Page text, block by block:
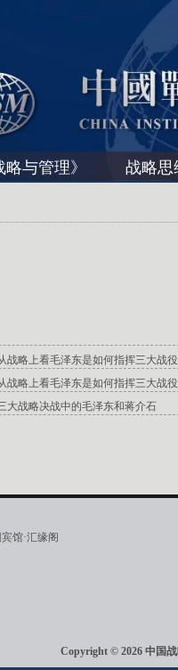
略与管理》 战略思
战略上看毛泽东是如何指挥三大战
战略上看毛泽东是如何指挥三大战
大战略决战中的毛泽东和蒋介石
馆·汇缘阁
Copyright © 2026 中国